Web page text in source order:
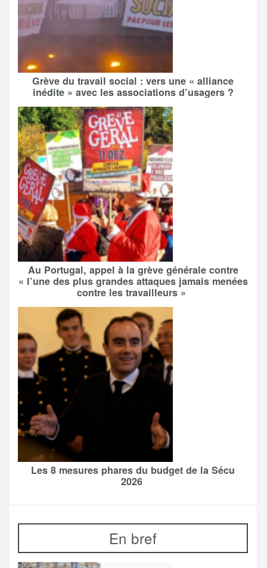
Grève du travail social : vers une « alliance
inédite » avec les associations d’usagers ?
Au Portugal, appel à la grève générale contre
« l’une des plus grandes attaques jamais menées
contre les travailleurs »
Les 8 mesures phares du budget de la Sécu
2026
En bref